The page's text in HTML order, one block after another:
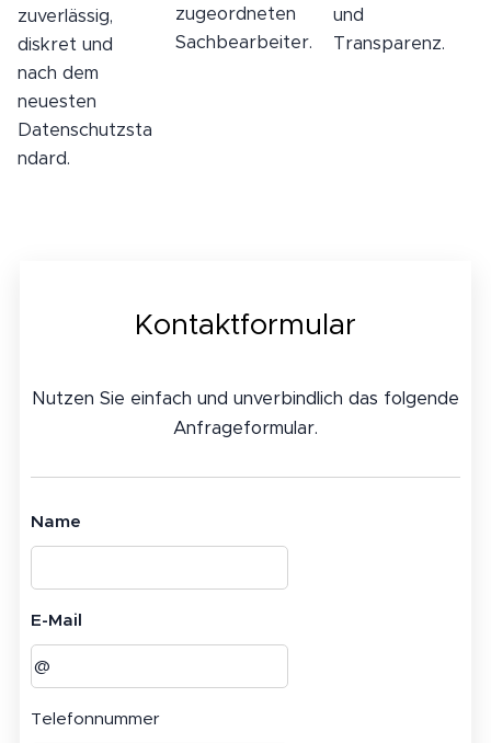
zuverlässig,
diskret und
nach dem
neuesten
Datenschutzsta
ndard.
zugeordneten
Sachbearbeiter.
und
Transparenz.
Kontaktformular
Nutzen Sie einfach und unverbindlich das folgende
Anfrageformular.
Name
E-Mail
Telefonnummer